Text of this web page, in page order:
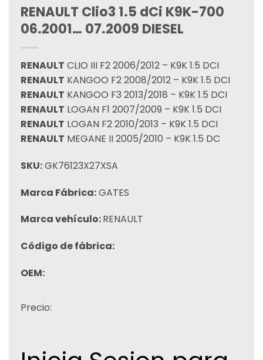
RENAULT Clio3 1.5 dCi K9K-700
06.2001… 07.2009 DIESEL
RENAULT CLIO III F2 2006/2012 – K9K 1.5 DCI
RENAULT KANGOO F2 2008/2012 – K9K 1.5 DCI
RENAULT KANGOO F3 2013/2018 – K9K 1.5 DCI
RENAULT LOGAN F1 2007/2009 – K9K 1.5 DCI
RENAULT LOGAN F2 2010/2013 – K9K 1.5 DCI
RENAULT MEGANE II 2005/2010 – K9K 1.5 DC
SKU:GK76123X27XSA
Marca Fábrica:GATES
Marca vehículo:RENAULT
Código de fábrica:
OEM:
Precio: